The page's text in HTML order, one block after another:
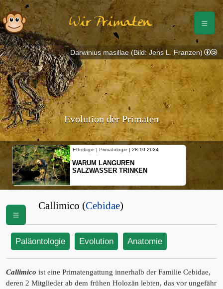
Wir Primaten
Evolution der Primaten
Ethologie | Primatologie | 28.10.2024
WARUM LANGUREN
SALZWASSER TRINKEN
Darwinius masillae (Bild: Jens L. Franzen)
Callimico (Cebidae)
Paläontologie Evolution Anatomie
Callimico ist eine Primatengattung innerhalb der Familie Cebidae,
deren 2 Mitglieder ab dem frühen Holozän lebten, das vor ungefähr